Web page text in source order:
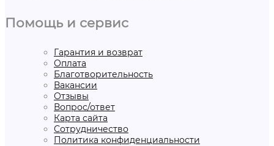
Помощь и сервис
Гарантия и возврат
Оплата
Благотворительность
Вакансии
Отзывы
Вопрос/ответ
Карта сайта
Сотрудничество
Политика конфиденциальности